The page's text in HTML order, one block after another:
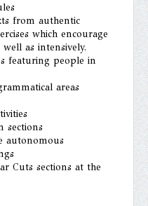
from authentic
which encourage
as intensively.
featuring people in
areas
sections
autonomous
Cuts sections at the